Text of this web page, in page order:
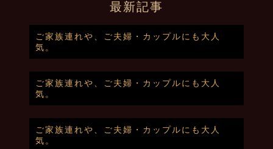
最新記事
ご家族連れや、ご夫婦・カップルにも大人
気。
ご家族連れや、ご夫婦・カップルにも大人
気。
ご家族連れや、ご夫婦・カップルにも大人
気。